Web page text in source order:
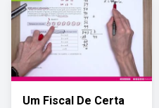
Um Fiscal De Certa